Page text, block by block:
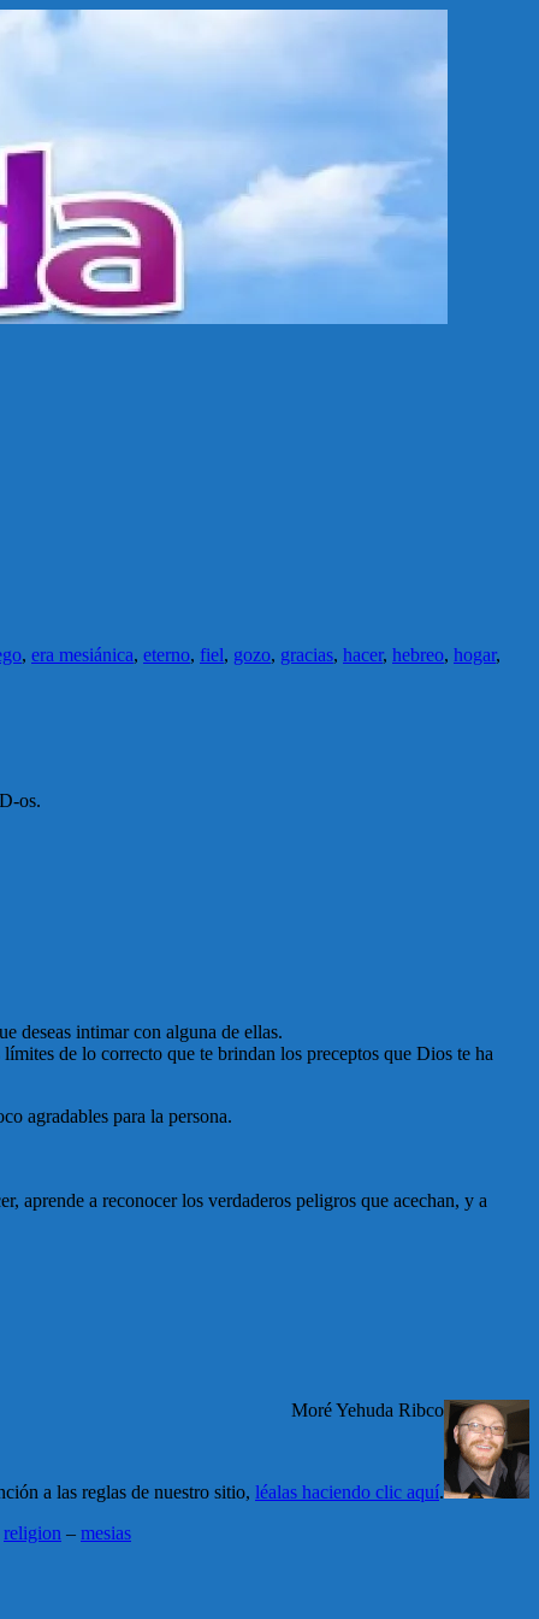
, era mesiánica, eterno, fiel, gozo, gracias, hacer, hebreo, hogar,
os.
deseas intimar con alguna de ellas.
de lo correcto que te brindan los preceptos que Dios te ha
agradables para la persona.
aprende a reconocer los verdaderos peligros que acechan, y a
Moré Yehuda Ribco
a las reglas de nuestro sitio, léalas haciendo clic aquí.
religion – mesias